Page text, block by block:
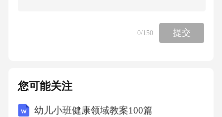
A.1年B.3年C.5年D.10年31.卫星遥感影像的分辨
率通常指（）。A.光谱分辨率B.辐射分辨率C.时
未知数的选择B.观测值的权C.误差方程的建立D.
单位权中误差的计算33.下列哪种坐标系是地心
0/150 提交
您可能关注
幼儿小班健康领域教案100篇